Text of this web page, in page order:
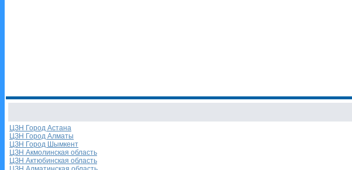
ЦЗН Город Астана
ЦЗН Город Алматы
ЦЗН Город Шымкент
ЦЗН Акмолинская область
ЦЗН Актюбинская область